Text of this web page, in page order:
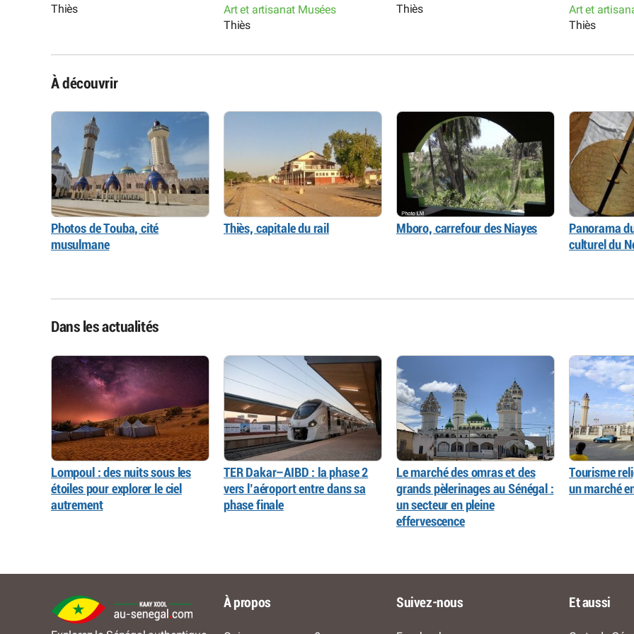
Thiès
Art et artisanat Musées
Thiès
Thiès
Art et
Thiès
À découvrir
Photos de Touba, cité
musulmane
Thiès, capitale du rail Mboro, carrefour des Niayes
Panorama
culturel du
Dans les actualités
Lompoul : des nuits sous les
étoiles pour explorer le ciel
autrement
TER Dakar–AIBD : la phase 2
vers l’aéroport entre dans sa
phase finale
Le marché des omras et des
grands pèlerinages au Sénégal :
un secteur en pleine
effervescence
Tourisme
un marché
À propos Suivez-nous Et aussi